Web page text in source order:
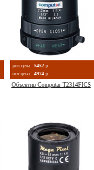
роз.цена: 5452 р.
опт.цена:
4974 р.
Объектив Computar T2314FICS